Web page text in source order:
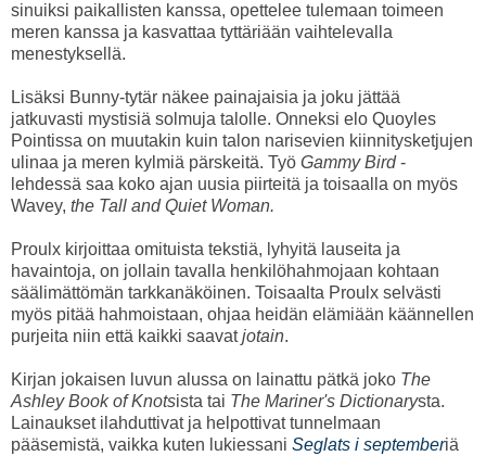
sinuiksi paikallisten kanssa, opettelee tulemaan toimeen
meren kanssa ja kasvattaa tyttäriään vaihtelevalla
menestyksellä.
Lisäksi Bunny-tytär näkee painajaisia ja joku jättää
jatkuvasti mystisiä solmuja talolle. Onneksi elo Quoyles
Pointissa on muutakin kuin talon narisevien kiinnitysketjujen
ulinaa ja meren kylmiä pärskeitä. Työ Gammy Bird-
lehdessä saa koko ajan uusia piirteitä ja toisaalla on myös
Wavey, the Tall and Quiet Woman.
Proulx kirjoittaa omituista tekstiä, lyhyitä lauseita ja
havaintoja, on jollain tavalla henkilöhahmojaan kohtaan
säälimättömän tarkkanäköinen. Toisaalta Proulx selvästi
myös pitää hahmoistaan, ohjaa heidän elämiään käännellen
purjeita niin että kaikki saavatjotain.
Kirjan jokaisen luvun alussa on lainattu pätkä joko The
Ashley Book of Knotsista tai The Mariner's Dictionarysta.
Lainaukset ilahduttivat ja helpottivat tunnelmaan
pääsemistä, vaikka kuten lukiessani Seglats i septemberiä